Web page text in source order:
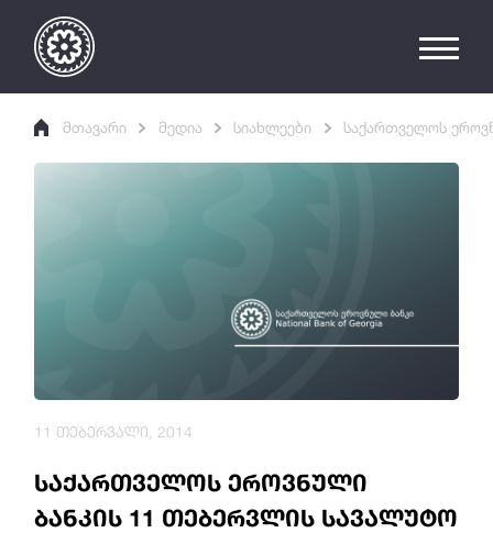
მთავარი მედია სიახლეები საქართველოს
საქართველოს ეროვნული
ბანკის 11 თებერვლის სავალუტო
11 თებერვალი, 2014